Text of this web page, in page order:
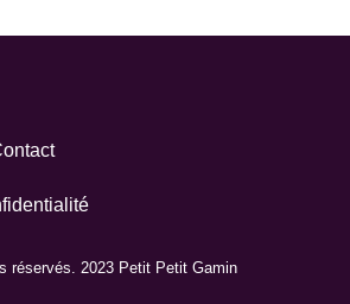
réservés. 2023 Petit Petit Gamin